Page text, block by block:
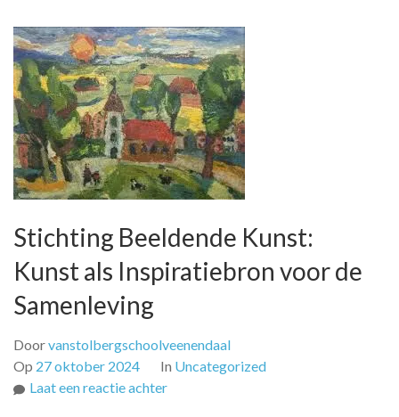
Stichting Beeldende Kunst:
Kunst als Inspiratiebron voor de
Samenleving
Doorvanstolbergschoolveenendaal
Op 27 oktober 2024 In Uncategorized
Laat een reactie achterop